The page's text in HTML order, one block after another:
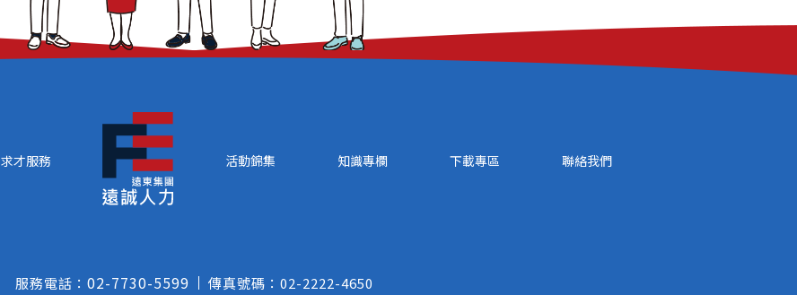
求才服務 活動錦集 知識專欄 下載專區 聯絡我們
服務電話： 02-7730-5599 傳真號碼： 02-2222-4650